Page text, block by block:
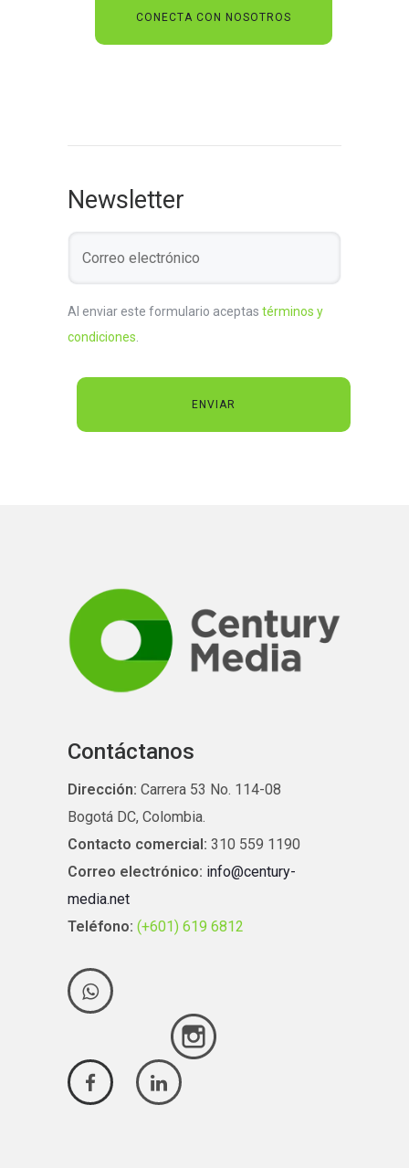
Newsletter
Al enviar este formulario aceptas términos y
condiciones
Contáctanos
Dirección: Carrera 53 No. 114-08
Bogotá DC, Colombia.
Contacto comercial: 310 559 1190
Correo electrónico: info@century-
media.net
Teléfono: (+601) 619 6812